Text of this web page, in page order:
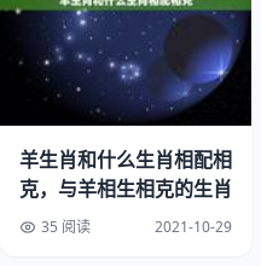
、界、毕、甫、富、畴、
。 （5）有‘车’字形的
意。牛拉车虽辛苦、劳累，
务。受到主人的肯定，有
’‘火’‘豆’的字根，以上均为
以上诸字根，表示粮食丰
：秀、禾、秉、科、秦、
羊生肖和什么生肖相配相
克，与羊相生相克的生肖
35 阅读 2021-10-29